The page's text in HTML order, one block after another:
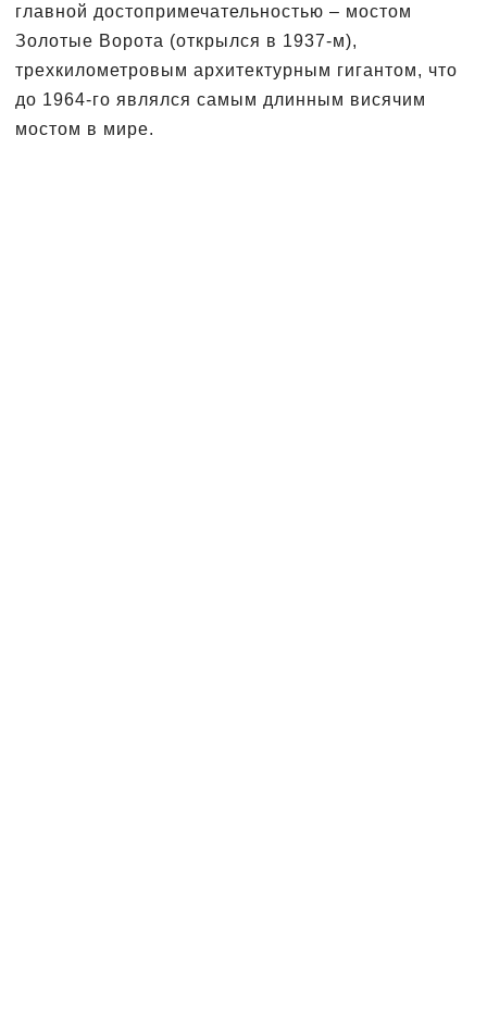
главной достопримечательностью – мостом
Золотые Ворота (открылся в 1937-м),
трехкилометровым архитектурным гигантом, что
до 1964-го являлся самым длинным висячим
мостом в мире.